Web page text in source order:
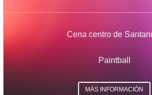
Cena centro de
Paintball
MÁS INFORMACIÓN